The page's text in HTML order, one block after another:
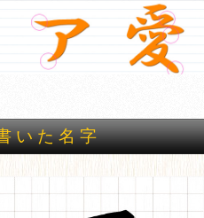
いた名字